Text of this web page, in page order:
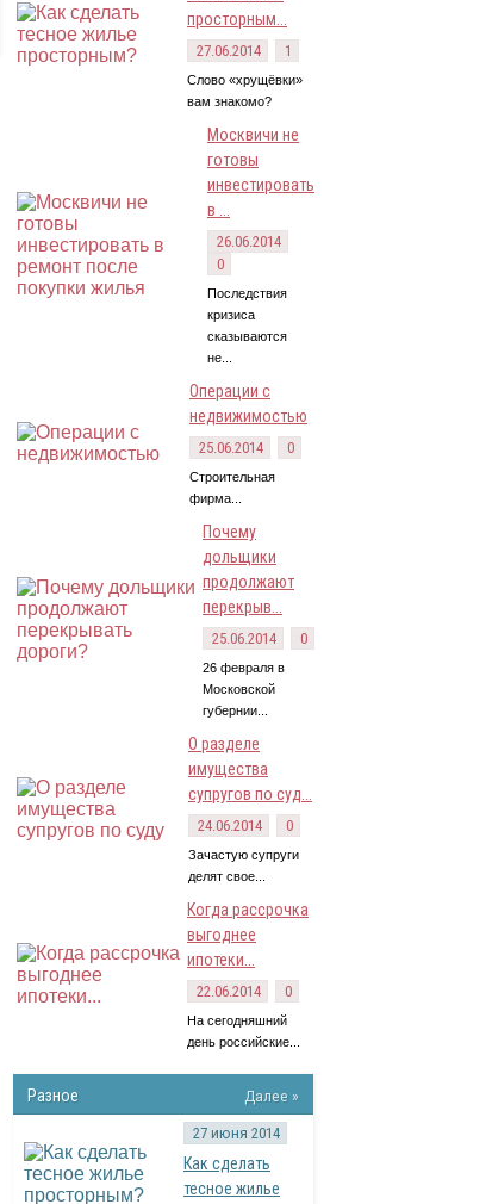
просторным...
27.06.2014 1
Слово «хрущёвки»
вам знакомо?
Москвичи не
готовы
инвестировать
в ...
26.06.2014
0
Последствия
кризиса
сказываются
не...
Операции с
недвижимостью
25.06.2014 0
Строительная
фирма...
Почему
дольщики
продолжают
перекрыв...
25.06.2014 0
26 февраля в
Московской
губернии...
О разделе
имущества
супругов по суд...
24.06.2014 0
Зачастую супруги
делят свое...
Когда рассрочка
выгоднее
ипотеки...
22.06.2014 0
На сегодняшний
день российские...
Разное Далее »
27 июня 2014
Как сделать
тесное жилье